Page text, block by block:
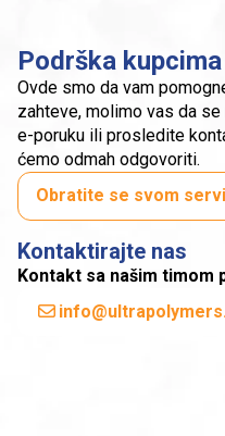
Podrška kupcima
Ovde smo da vam
zahteve, molimo vas da
e-poruku ili prosledite
ćemo odmah odgovoriti.
Obratite se svom
Kontaktirajte nas
Kontakt sa našim timom